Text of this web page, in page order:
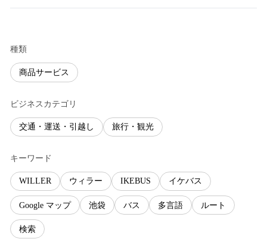
種類
商品サービス
ビジネスカテゴリ
交通・運送・引越し 旅行・観光
キーワード
WILLER ウィラー IKEBUS イケバス
Google マップ 池袋 バス 多言語 ルート
検索